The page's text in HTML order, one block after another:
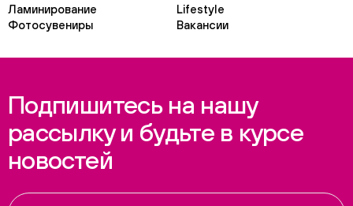
Ламинирование
Lifestyle
Фотосувениры
Вакансии
Подпишитесь на нашу
рассылку и будьте в курсе
новостей